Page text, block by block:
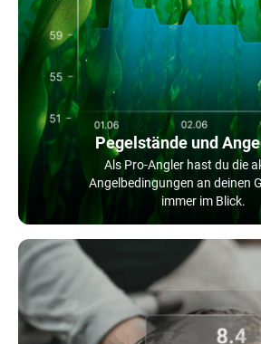
Pegelstände und
Als Pro-Angler hast du die
Angelbedingungen an deinen
immer im Blick.